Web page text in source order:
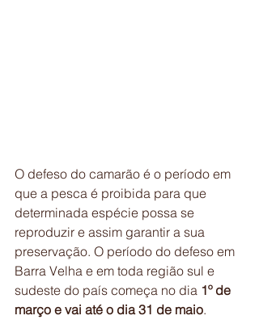
O defeso do camarão é o período em
que a pesca é proibida para que
determinada espécie possa se
reproduzir e assim garantir a sua
preservação. O período do defeso em
Barra Velha e em toda região sul e
sudeste do país começa no dia 1º de
março e vai até o dia 31 de maio.